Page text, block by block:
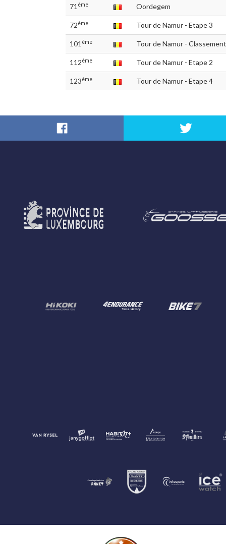
71 ème Oordegem
72ème Tour de Namur - Etape 3
101 ème Tour de Namur -
112ème Tour de Namur - Etape 2
123ème Tour de Namur - Etape 4